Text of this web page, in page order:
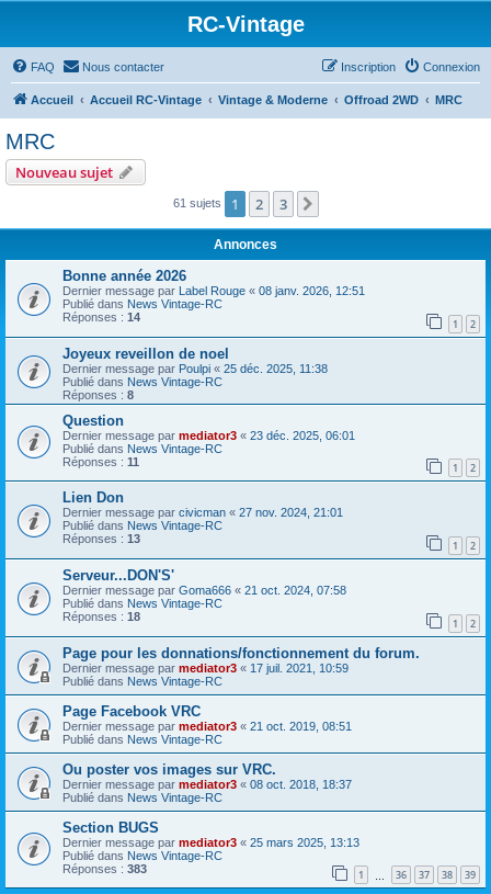
RC-Vintage
FAQ Nous contacter Connexion
Inscription
Accueil Accueil RC-Vintage Vintage & Moderne Offroad 2WD MRC
MRC
Nouveau sujet
61 sujets 1 2 3
Annonces
Bonne année 2026
Dernier message par Label Rouge « 08 janv. 2026, 12:51
Publié dans News Vintage-RC
Réponses : 14 1 2
Joyeux reveillon de noel
Dernier message par Poulpi « 25 déc. 2025, 11:38
Publié dans News Vintage-RC
Réponses : 8
Question
Dernier message par mediator3 « 23 déc. 2025, 06:01
Publié dans News Vintage-RC
Réponses : 11 1 2
Lien Don
Dernier message par civicman « 27 nov. 2024, 21:01
Publié dans News Vintage-RC
Réponses : 13 1 2
Serveur...DON'S'
Dernier message par Goma666 « 21 oct. 2024, 07:58
Publié dans News Vintage-RC
Réponses : 18 1 2
Page pour les donnations/fonctionnement du forum.
Dernier message par mediator3 « 17 juil. 2021, 10:59
Publié dans News Vintage-RC
Page Facebook VRC
Dernier message par mediator3 « 21 oct. 2019, 08:51
Publié dans News Vintage-RC
Ou poster vos images sur VRC.
Dernier message par mediator3 « 08 oct. 2018, 18:37
Publié dans News Vintage-RC
Section BUGS
Dernier message par mediator3 « 25 mars 2025, 13:13
Publié dans News Vintage-RC
Réponses : 383 1 36 37 38 39